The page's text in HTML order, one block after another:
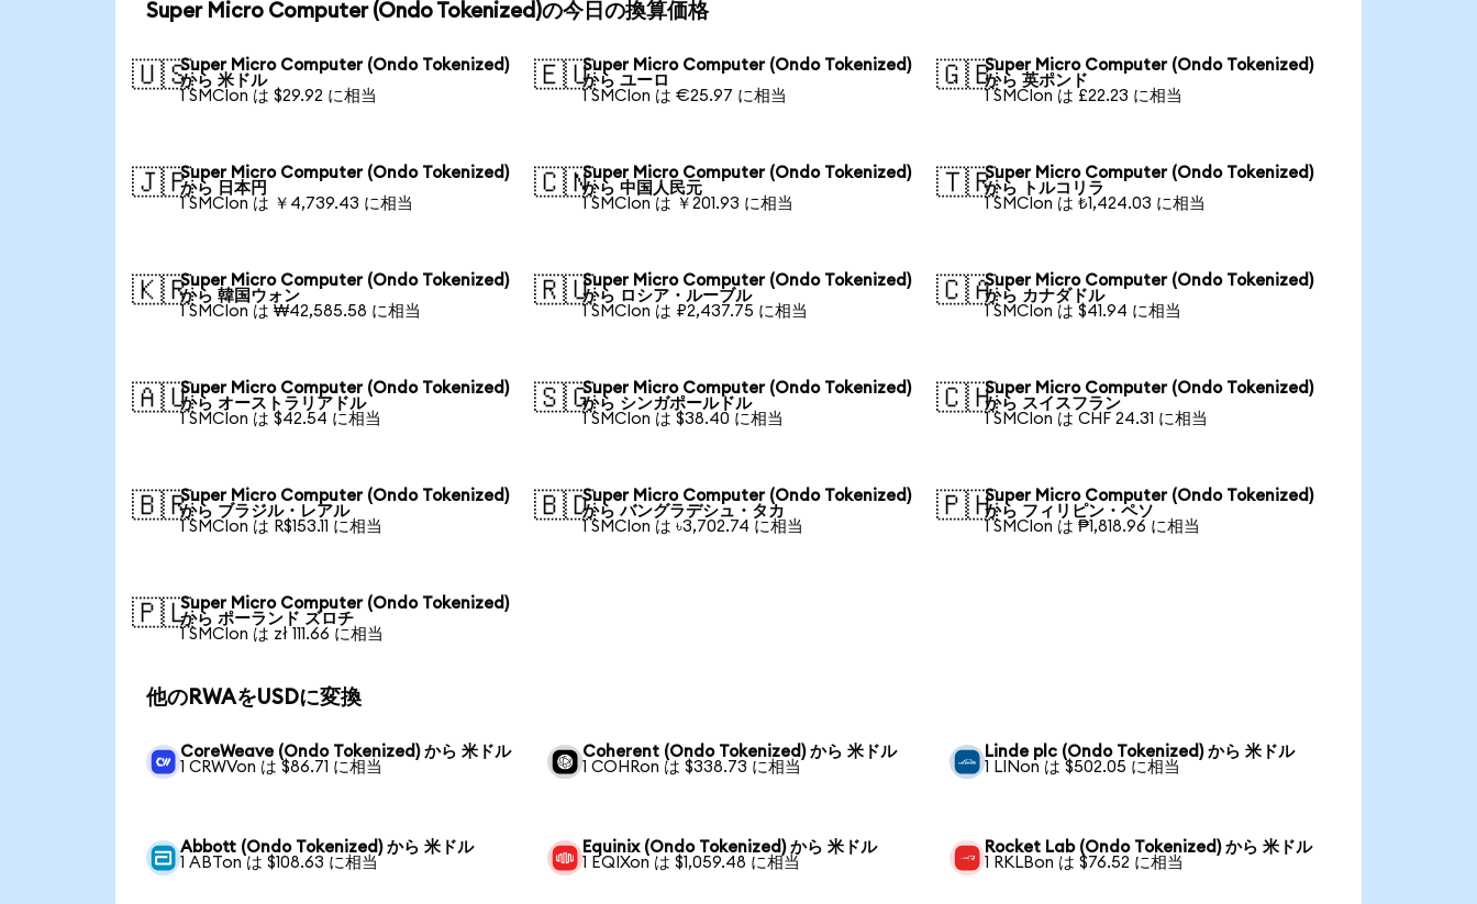
Super Micro Computer (Ondo Tokenized)の今日の換算価格
🇺🇸Super Micro Computer (Ondo Tokenized)
から 米ドル
1 SMCIon は $29.92 に相当
🇪🇺Super Micro Computer (Ondo Tokenized)
から ユーロ
1 SMCIon は €25.97 に相当
🇬🇧Super Micro Computer (Ondo Tokenized)
から 英ポンド
1 SMCIon は £22.23 に相当
🇯🇵Super Micro Computer (Ondo Tokenized)
から 日本円
1 SMCIon は ￥4,739.43 に相当
🇨🇳Super Micro Computer (Ondo Tokenized)
から 中国人民元
1 SMCIon は ￥201.93 に相当
🇹🇷Super Micro Computer (Ondo Tokenized)
から トルコリラ
1 SMCIon は ₺1,424.03 に相当
🇰🇷Super Micro Computer (Ondo Tokenized)
から 韓国ウォン
1 SMCIon は ₩42,585.58 に相当
🇷🇺Super Micro Computer (Ondo Tokenized)
から ロシア・ルーブル
1 SMCIon は ₽2,437.75 に相当
🇨🇦Super Micro Computer (Ondo Tokenized)
から カナダドル
1 SMCIon は $41.94 に相当
🇦🇺Super Micro Computer (Ondo Tokenized)
から オーストラリアドル
1 SMCIon は $42.54 に相当
🇸🇬Super Micro Computer (Ondo Tokenized)
から シンガポールドル
1 SMCIon は $38.40 に相当
🇨🇭Super Micro Computer (Ondo Tokenized)
から スイスフラン
1 SMCIon は CHF 24.31 に相当
🇧🇷Super Micro Computer (Ondo Tokenized)
から ブラジル・レアル
1 SMCIon は R$153.11 に相当
🇧🇩Super Micro Computer (Ondo Tokenized)
から バングラデシュ・タカ
1 SMCIon は ৳3,702.74 に相当
🇵🇭Super Micro Computer (Ondo Tokenized)
から フィリピン・ペソ
1 SMCIon は ₱1,818.96 に相当
🇵🇱Super Micro Computer (Ondo Tokenized)
から ポーランド ズロチ
1 SMCIon は zł 111.66 に相当
他のRWAをUSDに変換
CoreWeave (Ondo Tokenized) から 米ドル
1 CRWVon は $86.71 に相当
Coherent (Ondo Tokenized) から 米ドル
1 COHRon は $338.73 に相当
Linde plc (Ondo Tokenized) から 米ドル
1 LINon は $502.05 に相当
Abbott (Ondo Tokenized) から 米ドル
1 ABTon は $108.63 に相当
Equinix (Ondo Tokenized) から 米ドル
1 EQIXon は $1,059.48 に相当
Rocket Lab (Ondo Tokenized) から 米ドル
1 RKLBon は $76.52 に相当